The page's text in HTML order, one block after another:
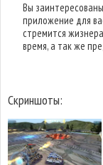
Вы
приложение для
стремится
время, а так же
Скриншоты: